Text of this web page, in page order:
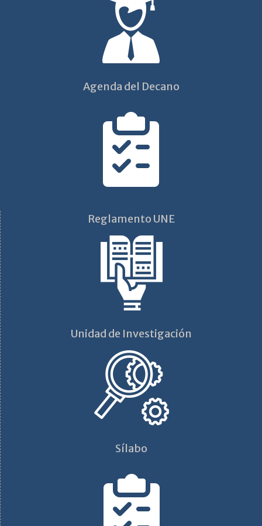
Agenda del Decano
Reglamento UNE
Unidad de Investigación
Sílabo